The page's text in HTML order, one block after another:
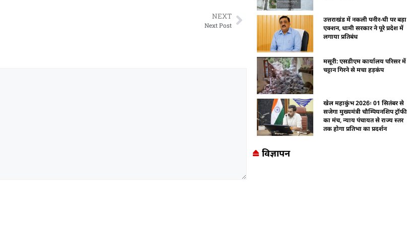
NEXT
Next Post
उत्तराखंड में नकली पनीर-घी पर बड़ा
एक्शन, धामी सरकार ने पूरे प्रदेश में
लगाया प्रतिबंध
मसूरी: एसडीएम कार्यालय परिसर में
चट्टान गिरने से मचा हड़कंप
खेल महाकुंभ 2026ः 01 सितंबर से
सजेगा मुख्यमंत्री चौम्पियनशिप ट्रॉफी
का मंच, न्याय पंचायत से राज्य स्तर
तक होगा प्रतिभा का प्रदर्शन
विज्ञापन